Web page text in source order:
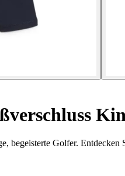
begeisterte Golfer. Entdecken